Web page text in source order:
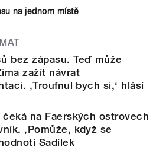
na jednom místě
bez zápasu. Teď může
zažít návrat
‚Troufnul bych si,‘ hlásí
na Faerských ostrovech
‚Pomůže, když se
Sadílek